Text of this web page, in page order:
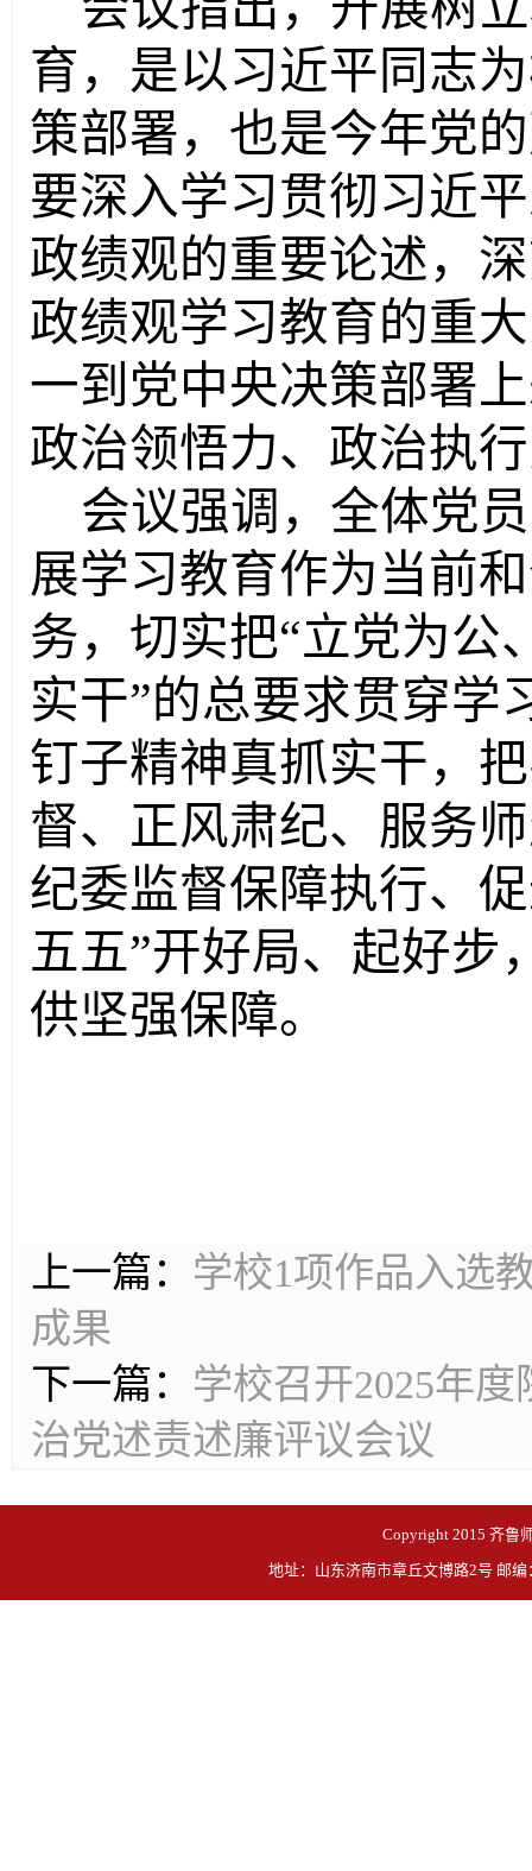
育，是以习近平同志
策部署，也是今年党
要深入学习贯彻习近
政绩观的重要论述，
政绩观学习教育的重
一到党中央决策部署
政治领悟力、政治执
会议强调，全体党
展学习教育作为当前
务，切实把“立党为公
实干”的总要求贯穿学
钉子精神真抓实干，
督、正风肃纪、服务
纪委监督保障执行、
五五”开好局、起好步
供坚强保障。
上一篇： 学校1项作品入选
成果
下一篇： 学校召开2025年
治党述责述廉评议会议
Copyright 2015 齐鲁
地址：山东济南市章丘文博路2号 邮